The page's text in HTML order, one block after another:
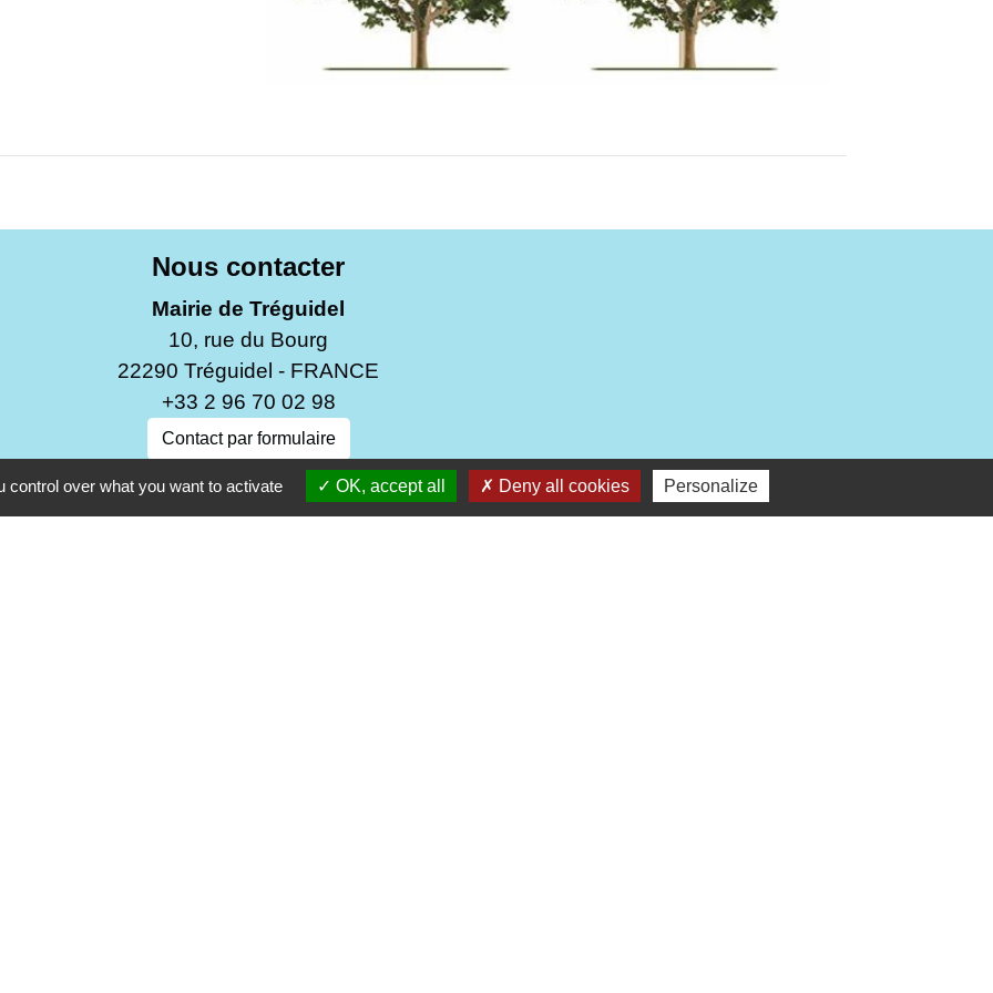
Nous contacter
Mairie de Tréguidel
10, rue du Bourg
22290 Tréguidel - FRANCE
+33 2 96 70 02 98
Contact par formulaire
Du mardi au mercredi de 9h30 à 12h00
over what you want to activate OK, accept all Deny all cookies Personalize